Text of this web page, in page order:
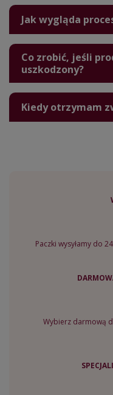
Jak wygląda
Co zrobić, jeśli
uszkodzony?
Kiedy otrzymam
Paczki wysyłamy do
Wybierz darmową